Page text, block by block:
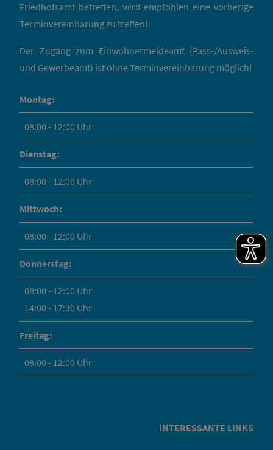
Friedhofsamt betreffen, wird empfohlen eine vorherige
Terminvereinbarung zu treffen!
Der Zugang zum Einwohnermeldeamt (Pass-/Ausweis-
und Gewerbeamt) ist ohne Terminvereinbarung möglich!
Montag:
08:00 - 12:00 Uhr
Dienstag:
08:00 - 12:00 Uhr
Mittwoch:
08:00 - 12:00 Uhr
Donnerstag:
08:00 - 12:00 Uhr
14:00 - 17:30 Uhr
Freitag:
08:00 - 12:00 Uhr
INTERESSANTE LINKS